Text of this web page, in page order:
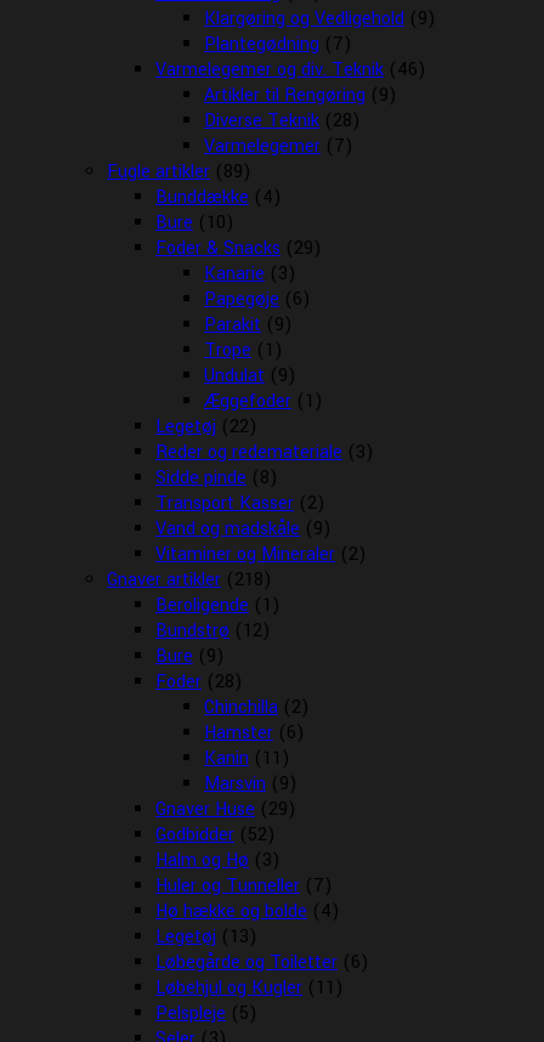
Klargøring og Vedligehold (9)
Plantegødning (7)
Varmelegemer og div. Teknik (46)
Artikler til Rengøring (9)
Diverse Teknik (28)
Varmelegemer (7)
Fugle artikler (89)
Bunddække (4)
Bure (10)
Foder & Snacks (29)
Kanarie (3)
Papegøje (6)
Parakit (9)
Trope (1)
Undulat (9)
Æggefoder (1)
Legetøj (22)
Reder og redemateriale (3)
Sidde pinde (8)
Transport Kasser (2)
Vand og madskåle (9)
Vitaminer og Mineraler (2)
Gnaver artikler (218)
Beroligende (1)
Bundstrø (12)
Bure (9)
Foder (28)
Chinchilla (2)
Hamster (6)
Kanin (11)
Marsvin (9)
Gnaver Huse (29)
Godbidder (52)
Halm og Hø (3)
Huler og Tunneller (7)
Hø hække og bolde (4)
Legetøj (13)
Løbegårde og Toiletter (6)
Løbehjul og Kugler (11)
Pelspleje (5)